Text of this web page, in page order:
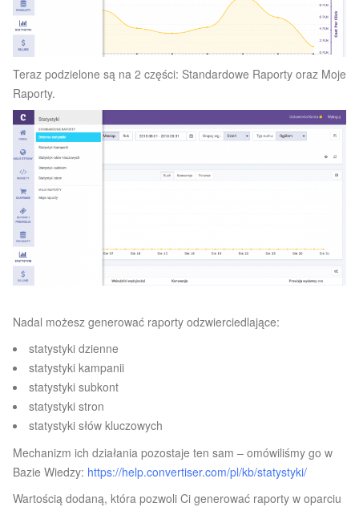
Teraz podzielone są na 2 części: Standardowe Raporty oraz Moje
Raporty.
Nadal możesz generować raporty odzwierciedlające:
statystyki dzienne
statystyki kampanii
statystyki subkont
statystyki stron
statystyki słów kluczowych
Mechanizm ich działania pozostaje ten sam – omówiliśmy go w
Bazie Wiedzy: https://help.convertiser.com/pl/kb/statystyki/
Wartością dodaną, która pozwoli Ci generować raporty w oparciu